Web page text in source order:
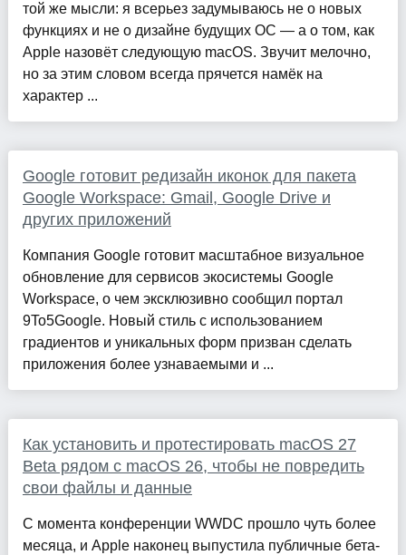
той же мысли: я всерьез задумываюсь не о новых
функциях и не о дизайне будущих ОС — а о том, как
Apple назовёт следующую macOS. Звучит мелочно,
но за этим словом всегда прячется намёк на
характер ...
Google готовит редизайн иконок для пакета
Google Workspace: Gmail, Google Drive и
других приложений
Компания Google готовит масштабное визуальное
обновление для сервисов экосистемы Google
Workspace, о чем эксклюзивно сообщил портал
9To5Google. Новый стиль с использованием
градиентов и уникальных форм призван сделать
приложения более узнаваемыми и ...
Как установить и протестировать macOS 27
Beta рядом с macOS 26, чтобы не повредить
свои файлы и данные
С момента конференции WWDC прошло чуть более
месяца, и Apple наконец выпустила публичные бета-